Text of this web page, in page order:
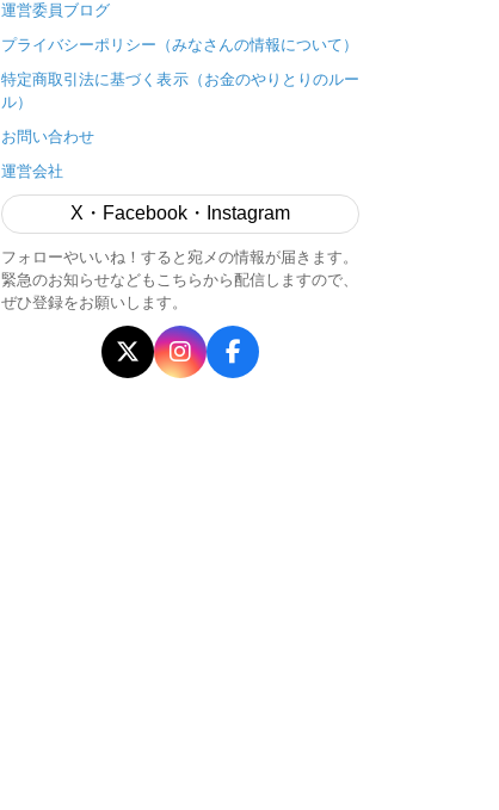
運営委員ブログ
プライバシーポリシー（みなさんの情報について）
特定商取引法に基づく表示（お金のやりとりのルー
ル）
お問い合わせ
運営会社
X・Facebook・Instagram
フォローやいいね！すると宛メの情報が届きます。
緊急のお知らせなどもこちらから配信しますので、
ぜひ登録をお願いします。